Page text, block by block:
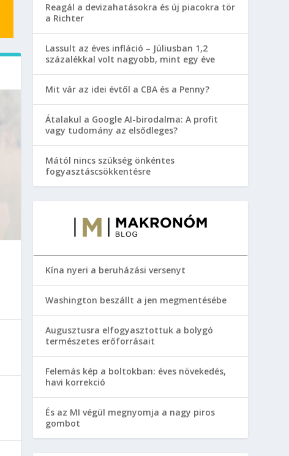
Reagál a devizahatásokra és új piacokra tör
a Richter
Lassult az éves infláció – Júliusban 1,2
százalékkal volt nagyobb, mint egy éve
Mit vár az idei évtől a CBA és a Penny?
Átalakul a Google AI-birodalma: A profit
vagy tudomány az elsődleges?
Mától nincs szükség önkéntes
fogyasztáscsökkentésre
Kína nyeri a beruházási versenyt
Washington beszállt a jen megmentésébe
Augusztusra elfogyasztottuk a bolygó
természetes erőforrásait
Felemás kép a boltokban: éves növekedés,
havi korrekció
És az MI végül megnyomja a nagy piros
gombot